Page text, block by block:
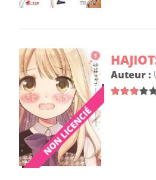
Auteur :